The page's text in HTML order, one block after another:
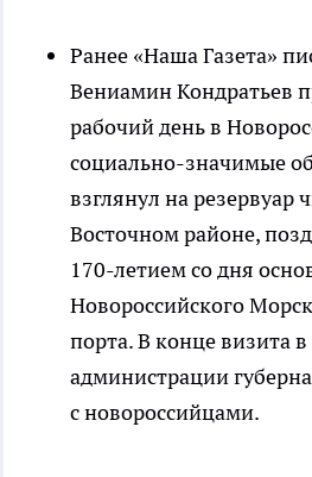
Ранее «Наша Газета»
Вениамин Кондратьев
рабочий день в
социально-значимые
взглянул на резервуар
Восточном районе,
170-летием со дня
Новороссийского
порта. В конце визита в
администрации
с новороссийцами.